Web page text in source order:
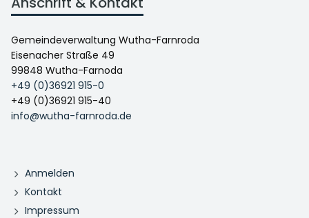
Gemeindeverwaltung Wutha-Farnroda
Eisenacher Straße 49
99848 Wutha-Farnoda
+49 (0)36921 915-0
+49 (0)36921 915-40
info@wutha-farnroda.de
Anmelden
Kontakt
Impressum